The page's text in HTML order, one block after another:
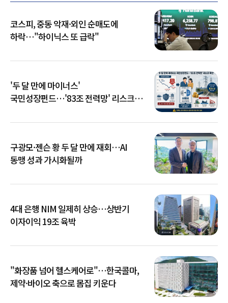
코스피, 중동 악재·외인 순매도에
하락…"하이닉스 또 급락"
'두 달 만에 마이너스'
국민성장펀드…'83조 전력망' 리스크
구광모·젠슨 황 두 달 만에 재회…AI
동맹 성과 가시화될까
4대 은행 NIM 일제히 상승…상반기
이자이익 19조 육박
"화장품 넘어 헬스케어로"…한국콜마,
제약·바이오 축으로 몸집 키운다